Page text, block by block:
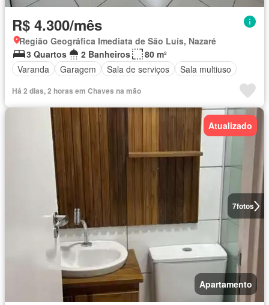
R$ 4.300/mês
Região Geográfica Imediata de São Luís, Nazaré
3 Quartos
2 Banheiros
80 m²
Varanda
Garagem Sala de serviços Sala multiuso
Há 2 dias, 2 horas em Chaves na mão
7fotos
Atualizado
Apartamento